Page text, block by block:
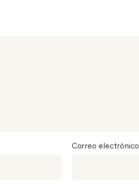
Correo electrónico